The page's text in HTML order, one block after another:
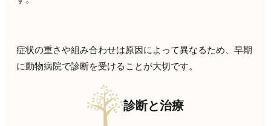
症状の重さや組み合わせは原因によって異なるため、早期
に動物病院で診断を受けることが大切です。
診断と治療